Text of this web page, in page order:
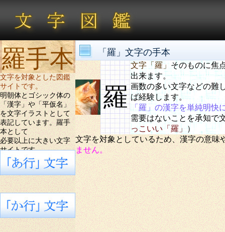
羅手本
文字を対象とした図鑑
サイトです。
明朝体とゴシック体の
「漢字」や「平仮名」
を文字イラストとして
表記しています。羅手
本として
必要以上に大きい文字
サイトです。
「羅」文字の手本
羅
文字「羅」 そのものに焦
出来ます。
画数の多い文字などの難
ば経験します。
「羅」の漢字を単純明快
需要はないことを承知で
っこいい「羅」 ）
文字を対象としているため、漢字の意
ません。